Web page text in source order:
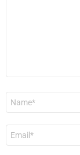
Nom
E-
mail
*